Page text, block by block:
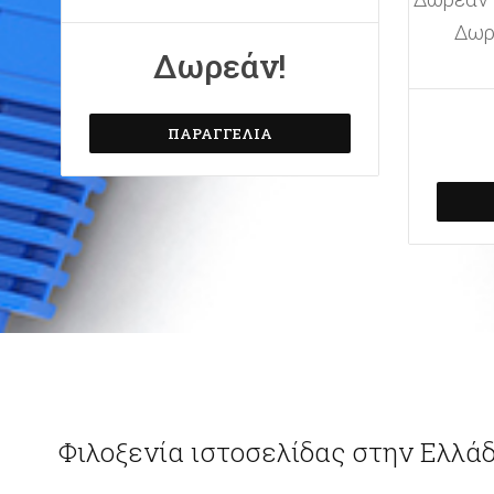
Δωρεάν!
ΠΑΡΑΓΓΕΛΊΑ
Φιλοξενία ιστοσελίδας στην